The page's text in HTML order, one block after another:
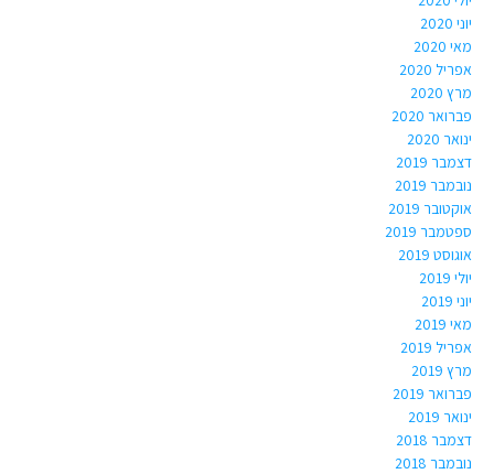
יוני 2020
מאי 2020
אפריל 2020
מרץ 2020
פברואר 2020
ינואר 2020
דצמבר 2019
נובמבר 2019
אוקטובר 2019
ספטמבר 2019
אוגוסט 2019
יולי 2019
יוני 2019
מאי 2019
אפריל 2019
מרץ 2019
פברואר 2019
ינואר 2019
דצמבר 2018
נובמבר 2018